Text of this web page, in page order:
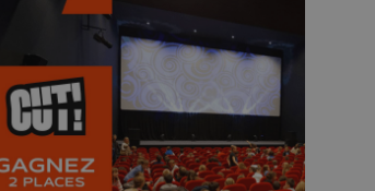
🎬 Concours CUT x
Les Grignoux ✨
Concours permanent - 2 places à
gagner chaque semaine !